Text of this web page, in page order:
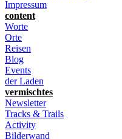
Impressum
content
Worte
Orte
Reisen
Blog
Events
der Laden
vermischtes
Newsletter
Tracks & Trails
Activity
Bilderwand